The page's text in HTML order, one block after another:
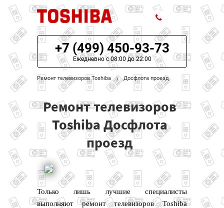
ЦЕНЫ НА РЕМОНТ
О СЕРВИСЕ
МОДЕЛИ TOSHIBA
НАШИ КОНТАКТЫ
+7 (499) 450-93-73
Ежедневно с 08:00 до 22:00
Ремонт телевизоров Toshiba Досфлота проезд
Ремонт телевизоров
Toshiba Досфлота
проезд
Только лишь лучшие специалисты
выполняют ремонт телевизоров Toshiba